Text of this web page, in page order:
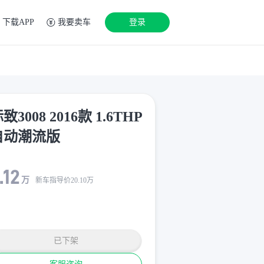
下载APP 我要卖车 登录
3008 2016款 1.6THP
动潮流版
万 新车指导价20.10万
已下架